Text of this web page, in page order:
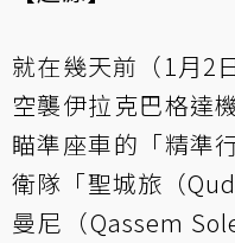
就在幾天前（1月2
空襲伊拉克巴格達
瞄準座車的「精準
衛隊「聖城旅（
曼尼（Qassem